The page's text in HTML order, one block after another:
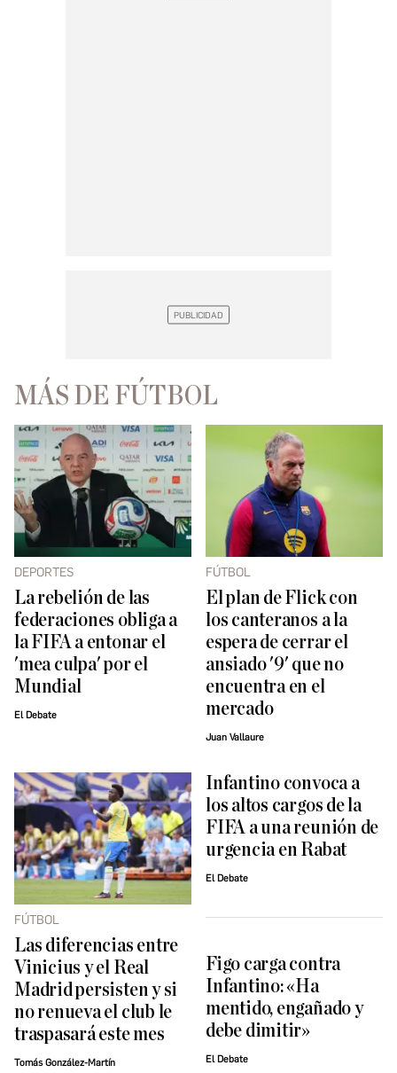
MÁS DE FÚTBOL
DEPORTES
La rebelión de las
federaciones obliga a
la FIFA a entonar el
'mea culpa' por el
Mundial
El Debate
FÚTBOL
El plan de Flick con
los canteranos a la
espera de cerrar el
ansiado '9' que no
encuentra en el
mercado
Juan Vallaure
FÚTBOL
Las diferencias entre
Vinicius y el Real
Madrid persisten y si
no renueva el club le
traspasará este mes
Tomás González-Martín
Infantino convoca a
los altos cargos de la
FIFA a una reunión de
urgencia en Rabat
El Debate
Figo carga contra
Infantino: «Ha
mentido, engañado y
debe dimitir»
El Debate